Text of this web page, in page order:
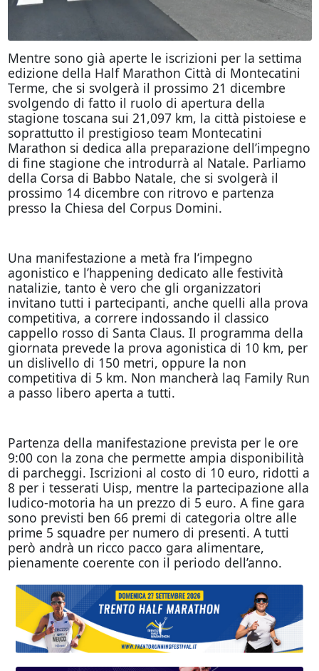
Mentre sono già aperte le iscrizioni per la settima
edizione della Half Marathon Città di Montecatini
Terme, che si svolgerà il prossimo 21 dicembre
svolgendo di fatto il ruolo di apertura della
stagione toscana sui 21,097 km, la città pistoiese e
soprattutto il prestigioso team Montecatini
Marathon si dedica alla preparazione dell’impegno
di fine stagione che introdurrà al Natale. Parliamo
della Corsa di Babbo Natale, che si svolgerà il
prossimo 14 dicembre con ritrovo e partenza
presso la Chiesa del Corpus Domini.
Una manifestazione a metà fra l’impegno
agonistico e l’happening dedicato alle festività
natalizie, tanto è vero che gli organizzatori
invitano tutti i partecipanti, anche quelli alla prova
competitiva, a correre indossando il classico
cappello rosso di Santa Claus. Il programma della
giornata prevede la prova agonistica di 10 km, per
un dislivello di 150 metri, oppure la non
competitiva di 5 km. Non mancherà laq Family Run
a passo libero aperta a tutti.
Partenza della manifestazione prevista per le ore
9:00 con la zona che permette ampia disponibilità
di parcheggi. Iscrizioni al costo di 10 euro, ridotti a
8 per i tesserati Uisp, mentre la partecipazione alla
ludico-motoria ha un prezzo di 5 euro. A fine gara
sono previsti ben 66 premi di categoria oltre alle
prime 5 squadre per numero di presenti. A tutti
però andrà un ricco pacco gara alimentare,
pienamente coerente con il periodo dell’anno.